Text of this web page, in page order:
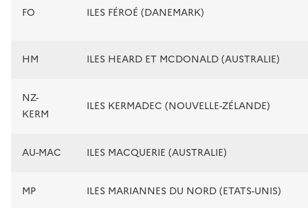
FO ILES FÉROÉ (DANEMARK)
HM ILES HEARD ET MCDONALD (AUSTRALIE)
NZ-
KERM
ILES KERMADEC (NOUVELLE-ZÉLANDE)
AU-MAC ILES MACQUERIE (AUSTRALIE)
MP ILES MARIANNES DU NORD (ETATS-UNIS)